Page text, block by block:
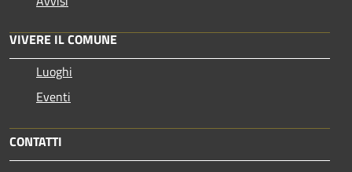
VIVERE IL COMUNE
Luoghi
Eventi
CONTATTI